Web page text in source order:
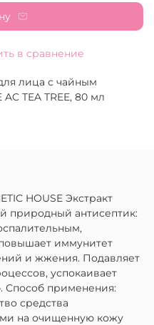
в сравнение
лица с чайным
TEA TREE, 80 мл
HOUSE Экстракт
природный антисептик:
иммунитет
и жжения. Подавляет
успокаивает
Способ применения:
средства
на очищенную кожу